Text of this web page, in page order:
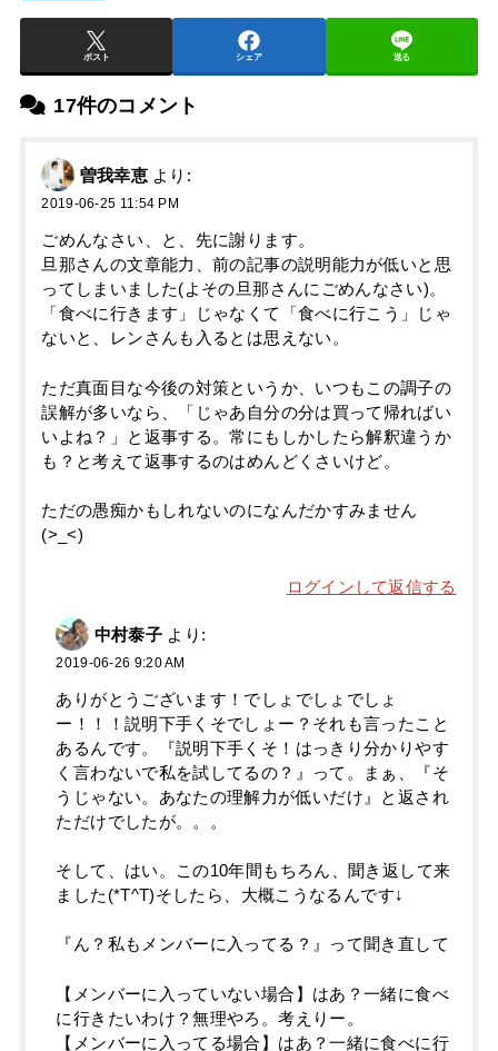
ポスト シェア 送る
17件のコメント
曽我幸恵 より:
2019-06-25 11:54 PM
ごめんなさい、と、先に謝ります。
旦那さんの文章能力、前の記事の説明能力が低いと思
ってしまいました(よその旦那さんにごめんなさい)。
「食べに行きます」じゃなくて「食べに行こう」じゃ
ないと、レンさんも入るとは思えない。
ただ真面目な今後の対策というか、いつもこの調子の
誤解が多いなら、「じゃあ自分の分は買って帰ればい
いよね？」と返事する。常にもしかしたら解釈違うか
も？と考えて返事するのはめんどくさいけど。
ただの愚痴かもしれないのになんだかすみません
(>_<)
ログインして返信する
中村泰子 より:
2019-06-26 9:20 AM
ありがとうございます！でしょでしょでしょ
ー！！！説明下手くそでしょー？それも言ったこと
あるんです。『説明下手くそ！はっきり分かりやす
く言わないで私を試してるの？』って。まぁ、『そ
うじゃない。あなたの理解力が低いだけ』と返され
ただけでしたが。。。
そして、はい。この10年間もちろん、聞き返して来
ました(*T^T)そしたら、大概こうなるんです↓
『ん？私もメンバーに入ってる？』って聞き直して
【メンバーに入っていない場合】はあ？一緒に食べ
に行きたいわけ？無理やろ。考えりー。
【メンバーに入ってる場合】はあ？一緒に食べに行